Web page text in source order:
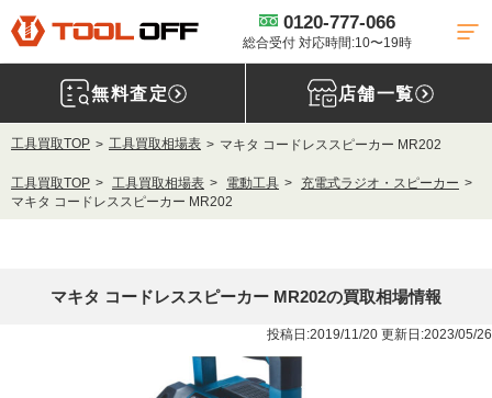
0120-777-066
総合受付 対応時間:10〜19時
無料査定 店舗一覧
工具買取TOP 工具買取相場表 マキタ コードレススピーカー MR202
工具買取TOP 工具買取相場表 電動工具
充電式ラジオ・スピーカー
マキタ コードレススピーカー MR202
マキタ コードレススピーカー MR202の買取相場情報
投稿日:2019/11/20 更新日:2023/05/26